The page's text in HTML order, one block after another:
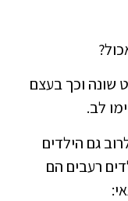
שונה וכך בעצם
לב.
גם הילדים
רעבים הם